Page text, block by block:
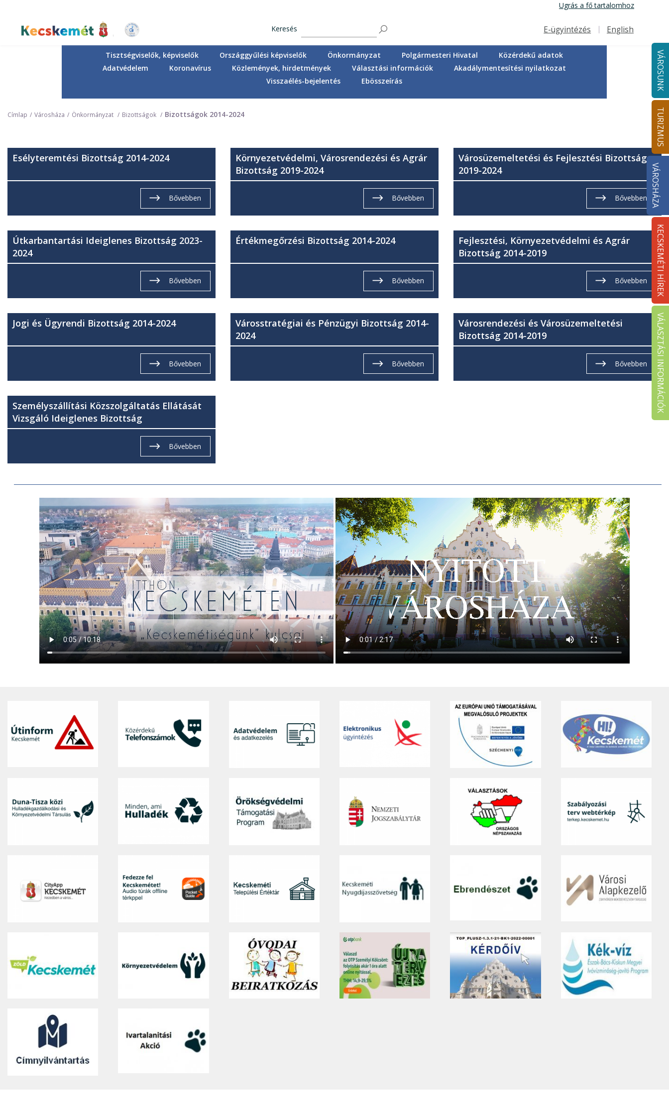
tartalomra
Ugrás a fő tartalomhoz
Kecskemét Város Honlapja
Keresés
Felső navigáció
E-ügyintézés English
VÁROSUNK
TURIZMUS
VÁROSHÁZA
KECSKEMÉTI HÍREK
VÁLASZTÁSI INFORMÁCIÓK
Tisztségviselők, képviselők Országgyűlési képviselők Önkormányzat Polgármesteri Hivatal
Közérdekű adatok
Adatvédelem
Koronavírus Közlemények, hirdetmények Választási információk
Akadálymentesítési nyilatkozat
Visszaélés-bejelentés
Ebösszeírás
Címlap Városháza Önkormányzat Bizottságok Bizottságok 2014-2024
Esélyteremtési Bizottság 2014-2024
Bővebben
Környezetvédelmi, Városrendezési és Agrár
Bizottság 2019-2024
Bővebben
Városüzemeltetési és Fejlesztési Bizottság
2019-2024
Bővebben
Útkarbantartási Ideiglenes Bizottság 2023-
2024
Bővebben
Értékmegőrzési Bizottság 2014-2024
Bővebben
Fejlesztési, Környezetvédelmi és Agrár
Bizottság 2014-2019
Bővebben
Jogi és Ügyrendi Bizottság 2014-2024
Bővebben
Városstratégiai és Pénzügyi Bizottság 2014-
2024
Bővebben
Városrendezési és Városüzemeltetési
Bizottság 2014-2019
Bővebben
Személyszállítási Közszolgáltatás Ellátását
Vizsgáló Ideiglenes Bizottság
Bővebben